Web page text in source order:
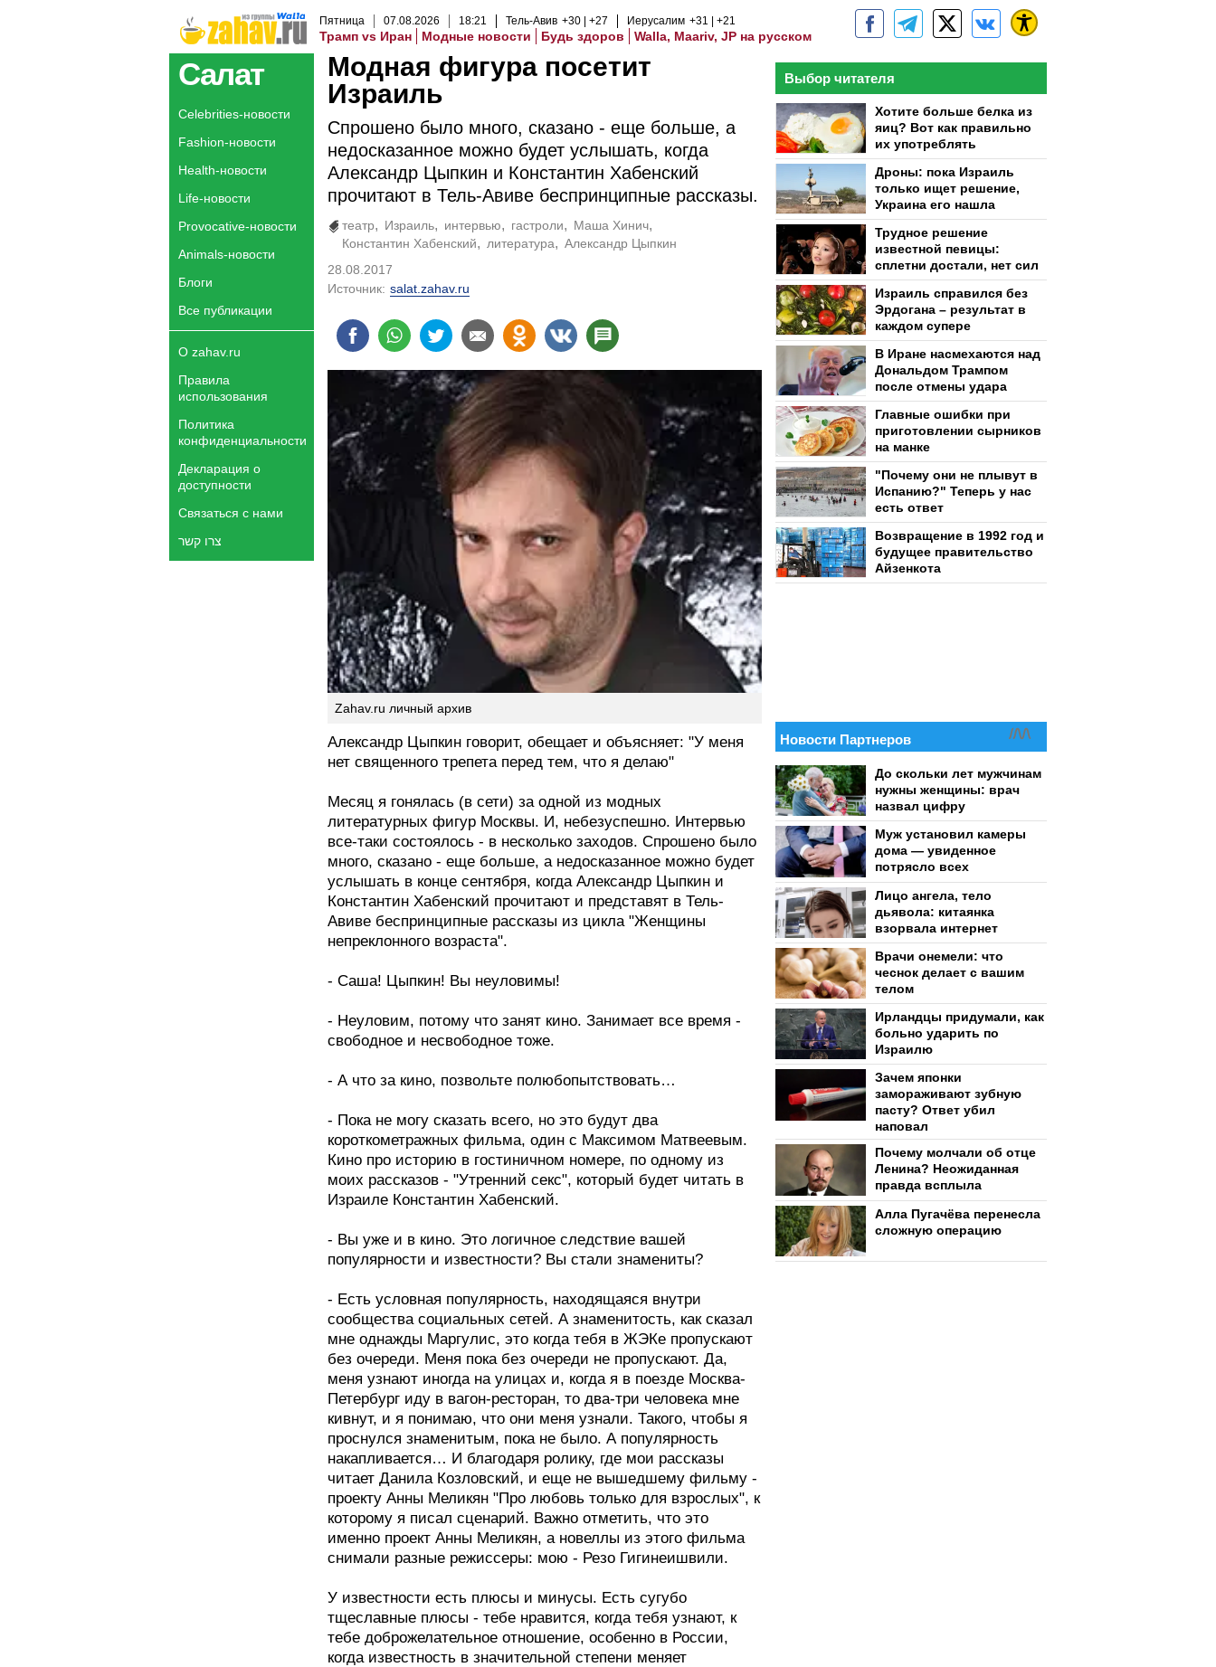
Пятница 07.08.2026 18:21 Тель-Авив +30 +27 Иерусалим +31 +21
Трамп vs Иран Модные новости Будь здоров Walla, Maariv, JP на русском
Салат
Celebrities-новости
Fashion-новости
Health-новости
Life-новости
Provocative-новости
Animals-новости
Блоги
Все публикации
О zahav.ru
Правила
использования
Политика
конфиденциальности
Декларация о
доступности
Связаться с нами
צרו קשר
Модная фигура посетит
Израиль
Спрошено было много, сказано - еще больше, а
недосказанное можно будет услышать, когда
Александр Цыпкин и Константин Хабенский
прочитают в Тель-Авиве беспринципные рассказы.
театр Израиль интервью гастроли
Маша Хинич
Константин Хабенский
литература
Александр Цыпкин
28.08.2017
Источник: salat.zahav.ru
Zahav.ru личный архив
Александр Цыпкин говорит, обещает и объясняет: "У меня
нет священного трепета перед тем, что я делаю"
Месяц я гонялась (в сети) за одной из модных
литературных фигур Москвы. И, небезуспешно. Интервью
все-таки состоялось - в несколько заходов. Спрошено было
много, сказано - еще больше, а недосказанное можно будет
услышать в конце сентября, когда Александр Цыпкин и
Константин Хабенский прочитают и представят в Тель-
Авиве беспринципные рассказы из цикла "Женщины
непреклонного возраста".
- Саша! Цыпкин! Вы неуловимы!
- Неуловим, потому что занят кино. Занимает все время -
свободное и несвободное тоже.
- А что за кино, позвольте полюбопытствовать…
- Пока не могу сказать всего, но это будут два
короткометражных фильма, один с Максимом Матвеевым.
Кино про историю в гостиничном номере, по одному из
моих рассказов - "Утренний секс", который будет читать в
Израиле Константин Хабенский.
- Вы уже и в кино. Это логичное следствие вашей
популярности и известности? Вы стали знамениты?
- Есть условная популярность, находящаяся внутри
сообщества социальных сетей. А знаменитость, как сказал
мне однажды Маргулис, это когда тебя в ЖЭКе пропускают
без очереди. Меня пока без очереди не пропускают. Да,
меня узнают иногда на улицах и, когда я в поезде Москва-
Петербург иду в вагон-ресторан, то два-три человека мне
кивнут, и я понимаю, что они меня узнали. Такого, чтобы я
проснулся знаменитым, пока не было. А популярность
накапливается… И благодаря ролику, где мои рассказы
читает Данила Козловский, и еще не вышедшему фильму -
проекту Анны Меликян "Про любовь только для взрослых", к
которому я писал сценарий. Важно отметить, что это
именно проект Анны Меликян, а новеллы из этого фильма
снимали разные режиссеры: мою - Резо Гигинеишвили.
У известности есть плюсы и минусы. Есть сугубо
тщеславные плюсы - тебе нравится, когда тебя узнают, к
тебе доброжелательное отношение, особенно в России,
когда известность в значительной степени меняет
Выбор читателя
Хотите больше белка из
яиц? Вот как правильно
их употреблять
Дроны: пока Израиль
только ищет решение,
Украина его нашла
Трудное решение
известной певицы:
сплетни достали, нет сил
Израиль справился без
Эрдогана – результат в
каждом супере
В Иране насмехаются над
Дональдом Трампом
после отмены удара
Главные ошибки при
приготовлении сырников
на манке
"Почему они не плывут в
Испанию?" Теперь у нас
есть ответ
Возвращение в 1992 год и
будущее правительство
Айзенкота